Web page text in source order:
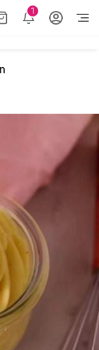
1